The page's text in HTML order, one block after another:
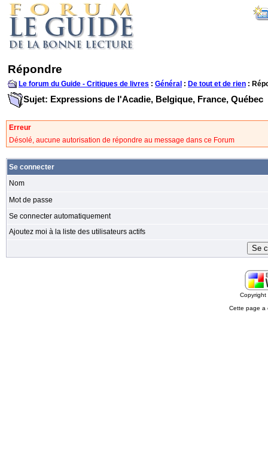
Répondre
Le forum du Guide - Critiques de livres : Général : De tout et de rien :
Sujet: Expressions de l'Acadie, Belgique, France, Québec
Erreur
Désolé, aucune autorisation de répondre au message dans ce Forum
Se connecter
Nom
Mot de passe
Se connecter automatiquement
Ajoutez moi à la liste des utilisateurs actifs
Cette page a